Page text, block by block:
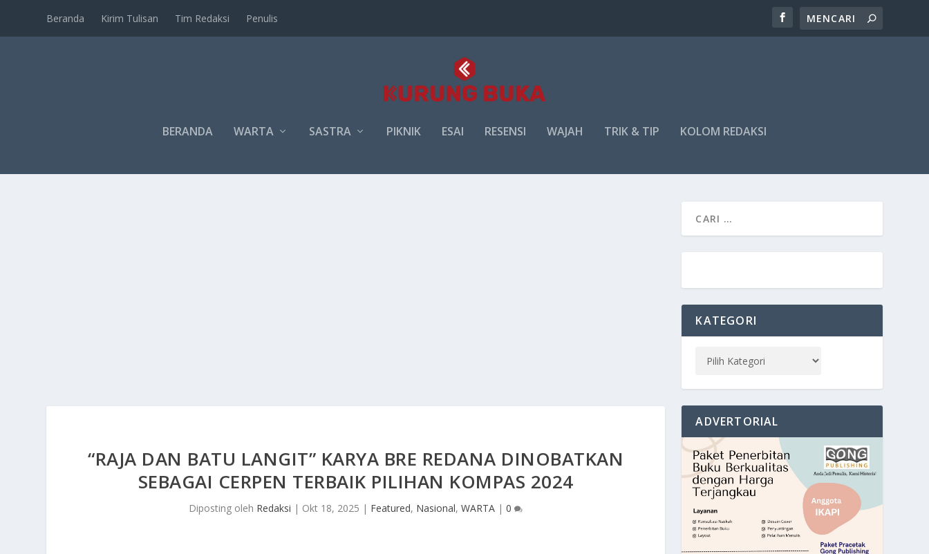
Beranda Kirim Tulisan Tim Redaksi Penulis
BERANDA WARTA SASTRA PIKNIK ESAI RESENSI WAJAH TRIK & TIP KOLOM REDAKSI
“RAJA DAN BATU LANGIT” KARYA BRE REDANA DINOBATKAN
SEBAGAI CERPEN TERBAIK PILIHAN KOMPAS 2024
Diposting oleh Redaksi | Okt 18, 2025 | Featured, Nasional,WARTA |0
KATEGORI
ADVERTORIAL